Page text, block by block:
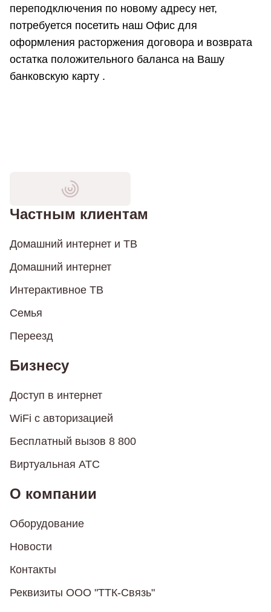
переподключения по новому адресу нет,
потребуется посетить наш Офис для
оформления расторжения договора и возврата
остатка положительного баланса на Вашу
банковскую карту .
Частным клиентам
Домашний интернет и ТВ
Домашний интернет
Интерактивное ТВ
Семья
Переезд
Бизнесу
Доступ в интернет
WiFi с авторизацией
Бесплатный вызов 8 800
Виртуальная АТС
О компании
Оборудование
Новости
Контакты
Реквизиты ООО "ТТК-Связь"